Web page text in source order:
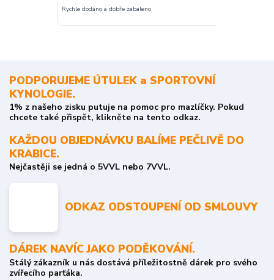
Rychle dodáno a dobře zabaleno.
PODPORUJEME ÚTULEK a SPORTOVNÍ
KYNOLOGIE.
1% z našeho zisku putuje na pomoc pro mazlíčky. Pokud
chcete také přispět, klikněte na tento odkaz.
KAŽDOU OBJEDNÁVKU BALÍME PEČLIVĚ DO
KRABICE.
Nejčastěji se jedná o 5VVL nebo 7VVL.
ODKAZ ODSTOUPENÍ OD SMLOUVY
DÁREK NAVÍC JAKO PODĚKOVÁNÍ.
Stálý zákazník u nás dostává příležitostně dárek pro svého
zvířecího parťáka.